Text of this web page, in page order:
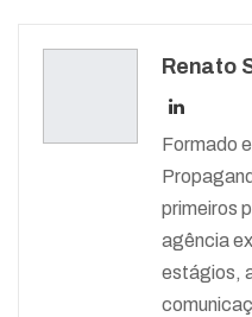
Renato
Formado
primeiros
agência
estágios,